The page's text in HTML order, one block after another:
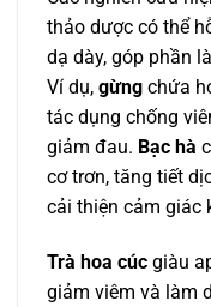
thảo dược có thể
dạ dày, góp phần
Ví dụ, gừng chứa
tác dụng chống
giảm đau. Bạc hà
cơ trơn, tăng tiết
cải thiện cảm giác
Trà hoa cúc giàu
giảm viêm và làm